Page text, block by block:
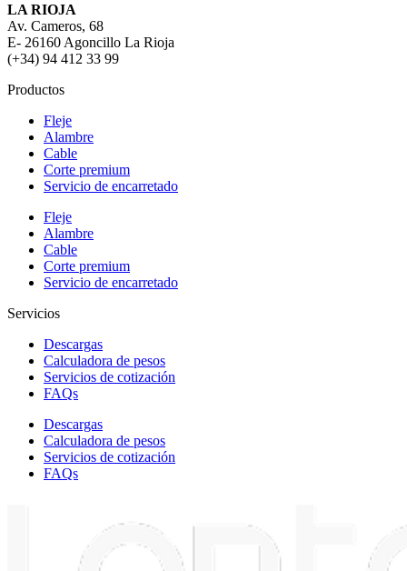
LA RIOJA
Av. Cameros, 68
E- 26160 Agoncillo La Rioja
(+34) 94 412 33 99
Productos
Fleje
Alambre
Cable
Corte premium
Servicio de encarretado
Fleje
Alambre
Cable
Corte premium
Servicio de encarretado
Servicios
Descargas
Calculadora de pesos
Servicios de cotización
FAQs
Descargas
Calculadora de pesos
Servicios de cotización
FAQs